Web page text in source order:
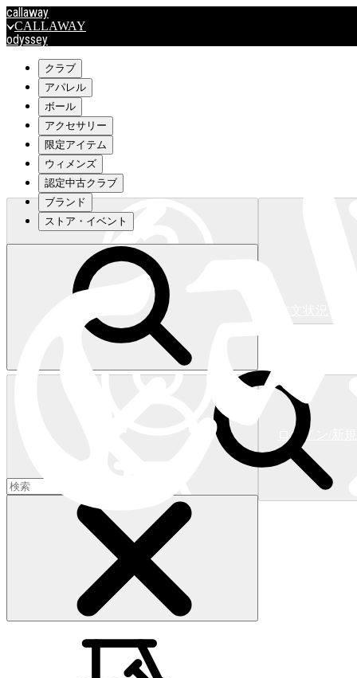
callaway
CALLAWAY
odyssey
travismathew
outlet
OUTLET
キャロウェイアパレルはこちら>>>
キャロウェイアパレルはこちら>>>
ログイン/新
ショッピングカート 0)
クラブ
アパレル
ボール
アクセサリー
限定アイテム
ウィメンズ
認定中古クラブ
ブランド
ストア・イベント